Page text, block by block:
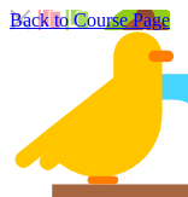
Back to Course Page